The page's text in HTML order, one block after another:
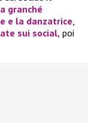
granché
e la danzatrice
sui social, poi